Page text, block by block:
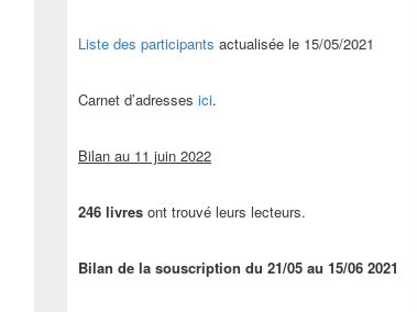
Liste des participants actualisée le 15/05/2021
Carnet d’adresses ici.
Bilan au 11 juin 2022
246 livres ont trouvé leurs lecteurs.
Bilan de la souscription du 21/05 au 15/06 2021